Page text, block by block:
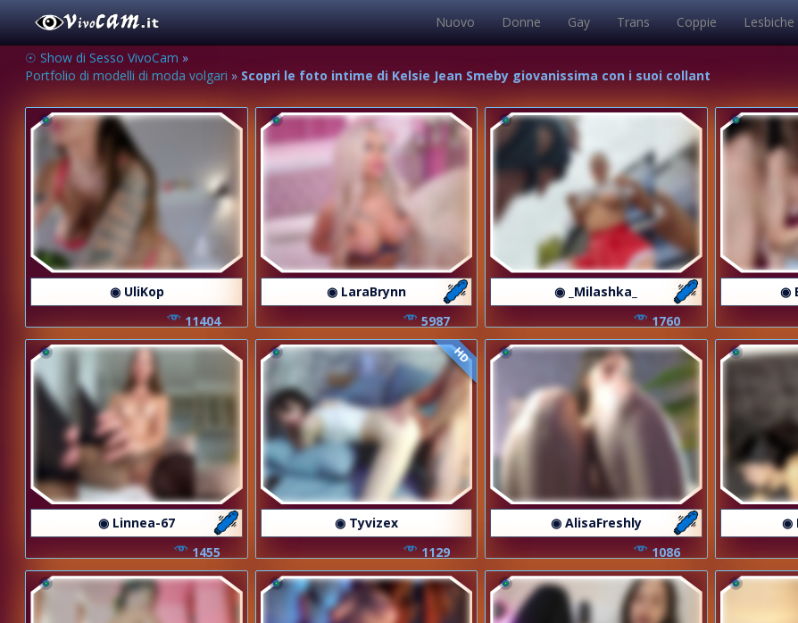
Nuovo Donne Gay Trans Coppie Lesbiche
☉ Show di Sesso VivoCam »
Portfolio di modelli di moda volgari » Scopri le foto intime di Kelsie Jean Smeby giovanissima con i suoi collant
◉ UliKop
11404
◉ LaraBrynn
5987
◉ _Milashka_
1760
◉
◉ Linnea-67
1455
HD
◉ Tyvizex
1129
◉ AlisaFreshly
1086
◉